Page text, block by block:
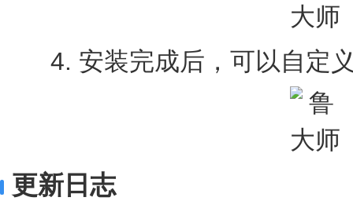
4. 安装完成后，可以自定义
更新日志